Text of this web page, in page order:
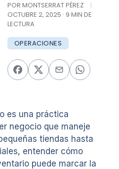
POR MONTSERRAT PÉREZ
|
OCTUBRE 2, 2025 · 9 MIN DE
LECTURA
OPERACIONES
es una práctica
negocio que maneje
tiendas hasta
entender cómo
puede marcar la